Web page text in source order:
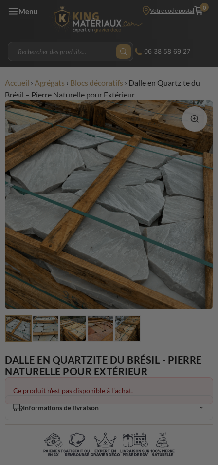
Menu Votre code postal 0
06 38 58 69 27
Accueil › Agrégats › Blocs décoratifs › Dalle en Quartzite du
Brésil – Pierre Naturelle pour Extérieur
DALLE EN QUARTZITE DU BRÉSIL - PIERRE
NATURELLE POUR EXTÉRIEUR
Ce produit n'est pas disponible à l'achat.
Informations de livraison